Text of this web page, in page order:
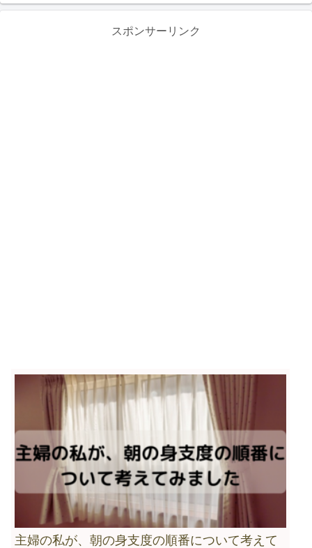
スポンサーリンク
主婦の私が、朝の身支度の順番について考えて